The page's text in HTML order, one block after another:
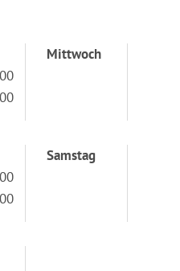
Mittwoch
Samstag